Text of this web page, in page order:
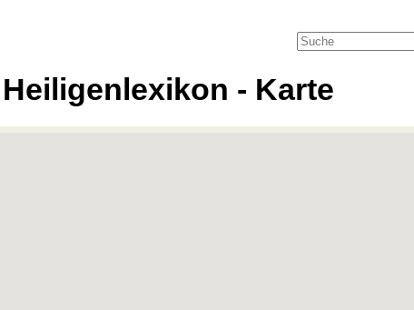
Heiligenlexikon - Karte